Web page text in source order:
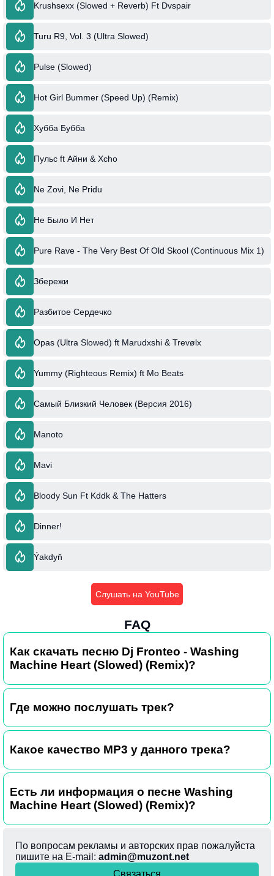
Krushsexx (Slowed + Reverb) Ft Dvspair
Turu R9, Vol. 3 (Ultra Slowed)
Pulse (Slowed)
Hot Girl Bummer (Speed Up) (Remix)
Хубба Бубба
Пульс ft Айни & Xcho
Ne Zovi, Ne Pridu
Не Было И Нет
Pure Rave - The Very Best Of Old Skool (Continuous Mix 1)
Збережи
Разбитое Сердечко
Opas (Ultra Slowed) ft Marudxshi & Trevølx
Yummy (Righteous Remix) ft Mo Beats
Самый Близкий Человек (Версия 2016)
Manoto
Mavi
Bloody Sun Ft Kddk & The Hatters
Dinner!
Ýakdyň
Слушать на YouTube
FAQ
Как скачать песню Dj Fronteo - Washing
Machine Heart (Slowed) (Remix)?
Где можно послушать трек?
Какое качество MP3 у данного трека?
Есть ли информация о песне Washing
Machine Heart (Slowed) (Remix)?
По вопросам рекламы и авторских прав пожалуйста
пишите на E-mail: admin@muzont.net
Связаться